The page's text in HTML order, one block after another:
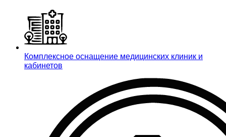
Комплексное оснащение медицинских клиник и
кабинетов